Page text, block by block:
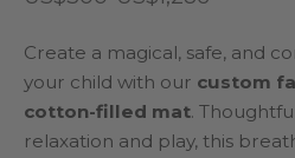
prezzo:
US$300
Create a magical, safe, and
your child with our custom
cotton-filled mat.
relaxation and play, this